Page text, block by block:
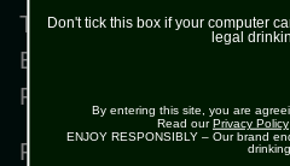
Timo Haapasalmi,
Etelä- ja Itä-Suomi
Puh. 050 3303019
Pasi Ilmanen,
Don't tick this box if your computer
legal
By entering this site, you are
Read ourPrivacy Policy
ENJOY RESPONSIBLY – Our brand
drinking.